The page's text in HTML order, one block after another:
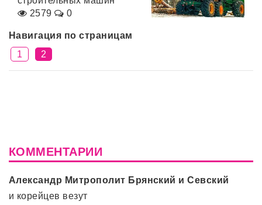
2579
0
Навигация по страницам
1
2
КОММЕНТАРИИ
Александр Митрополит Брянский и Севский
и корейцев везут